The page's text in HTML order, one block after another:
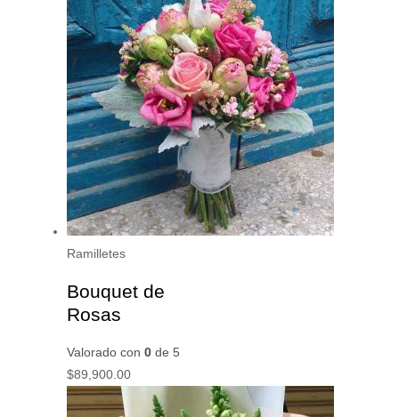
Ramilletes
Bouquet de
Rosas
Valorado con 0de 5
$89,900.00